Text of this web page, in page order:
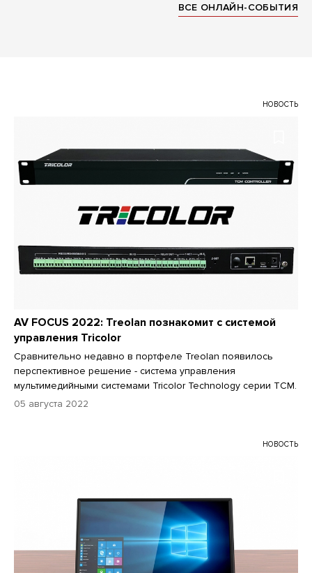
НОВОСТЬ
AV FOCUS 2022: Treolan познакомит с системой
управления Tricolor
Сравнительно недавно в портфеле Treolan появилось
перспективное решение - система управления
мультимедийными системами Tricolor Technology серии TCM.
05 августа 2022
НОВОСТЬ
ВСЕ ОНЛАЙН-СОБЫТИЯ